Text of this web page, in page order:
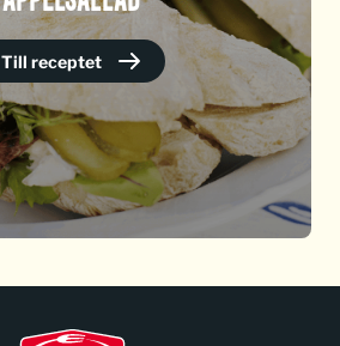
Till receptet